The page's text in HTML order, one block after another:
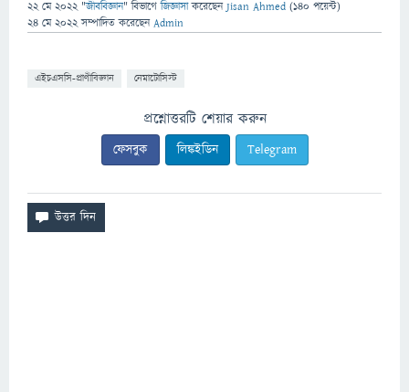
22 মে 2022 "জীববিজ্ঞান" বিভাগে জিজ্ঞাসাকরেছেনJisan Ahmed (140 পয়েন্ট)
24 মে 2022 সম্পাদিত করেছেনAdmin
এইচএসসি-প্রাণীবিজ্ঞান নেমাটোসিস্ট
প্রশ্নোত্তরটি শেয়ার করুন
ফেসবুক লিঙ্কইডিন Telegram